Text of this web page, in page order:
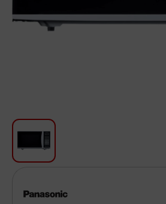
Տուն և այգի
Սպասք
Տնտեսական ապրանքներ
Ինքնագնացներ և ինքնագլորներ